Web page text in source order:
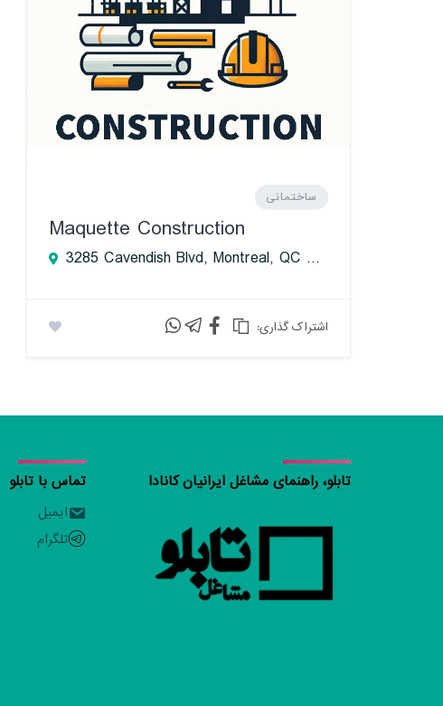
ساختمانی
Maquette Construction
3285 Cavendish Blvd, Montreal, QC H4B 2L9, Canada
:اشتراک گذاری
تماس با تابلو
ایمیل
تلگرام
تابلو، راهنمای مشاغل ایرانیان کانادا